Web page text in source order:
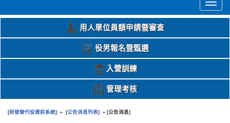
用人單位員額申請暨審查
役男報名暨甄選
入營訓練
管理考核
[研發替代役資訊系統] » [公告消息列表] » [公告消息]